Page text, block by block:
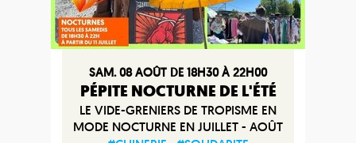
SAM. 08 AOÛT DE 18H30 À 22H00
PÉPITE NOCTURNE DE L'ÉTÉ
LE VIDE-GRENIERS DE TROPISME EN
MODE NOCTURNE EN JUILLET - AOÛT